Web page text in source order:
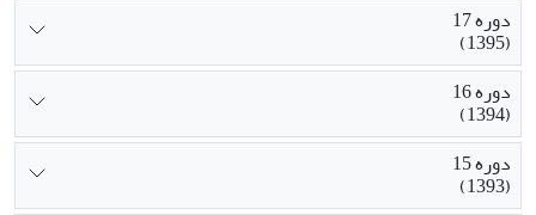
دوره 17
(1395)
دوره 16
(1394)
دوره 15
(1393)